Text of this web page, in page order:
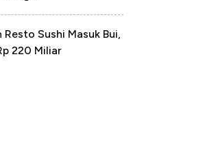
Resto Sushi Masuk Bui,
220 Miliar